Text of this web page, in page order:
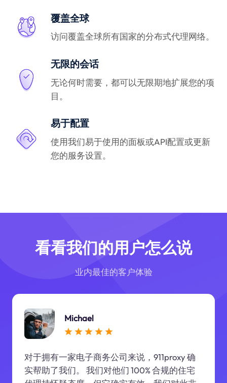
覆盖全球
访问覆盖全球所有国家的分布式代理网络。
无限的会话
无论何时需要，都可以无限期地扩展您的项
目。
易于配置
使用我们易于使用的面板或API配置或更新
您的服务设置。
看看我们的用户怎么说
业内最佳的客户体验
Michael
对于拥有一家电子商务公司来说，911proxy 确
实帮助了我们。 我们对他们 100% 合规的住宅